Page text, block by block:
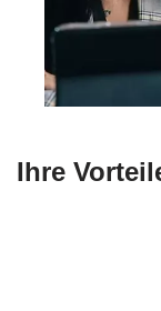
Ihre